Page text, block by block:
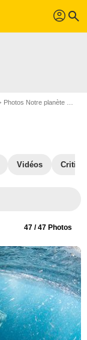
profil search
Photos Notre planète S01
Vidéos
47 / 47 Photos